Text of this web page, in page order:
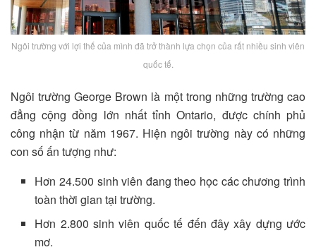
Ngôi trường với lợi thế của mình đã trở thành lựa chọn của rất nhiều sinh viên
quốc tế.
Ngôi trường George Brown là một trong những trường cao
đẳng cộng đồng lớn nhất tỉnh Ontario, được chính phủ
công nhận từ năm 1967. Hiện ngôi trường này có những
con số ấn tượng như:
Hơn 24.500 sinh viên đang theo học các chương trình
toàn thời gian tại trường.
Hơn 2.800 sinh viên quốc tế đến đây xây dựng ước
mơ.